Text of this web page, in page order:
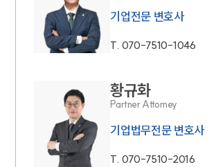
기업전문 변호사
T. 070-7510-1046
황규화
Partner Attorney
기업법무전문 변호사
T. 070-7510-2016